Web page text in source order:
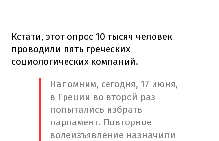
Кстати, этот опрос 10 тысяч человек
проводили пять греческих
социологических компаний.
Напомним, сегодня, 17 июня,
в Греции во второй раз
попытались избрать
парламент. Повторное
волеизъявление назначили